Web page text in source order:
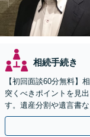
相続手続き
【初回面談60分無料】
突くべきポイントを見
す。遺産分割や遺言書
太町駅5分】